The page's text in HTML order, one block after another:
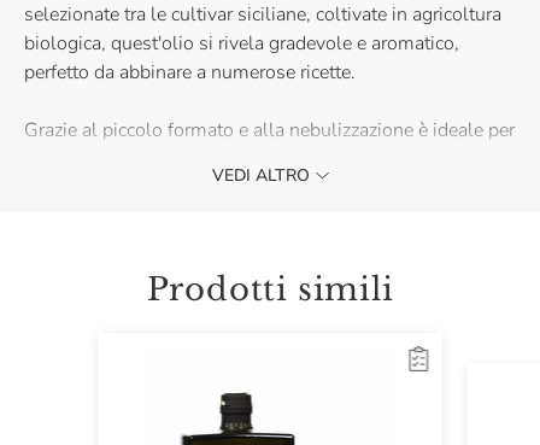
selezionate tra le cultivar siciliane, coltivate in agricoltura
biologica, quest'olio si rivela gradevole e aromatico,
perfetto da abbinare a numerose ricette.
Grazie al piccolo formato e alla nebulizzazione è ideale per
sprecare o eccedere nel condimento.
VEDI ALTRO
Prodotti simili